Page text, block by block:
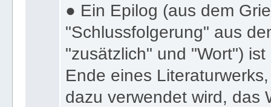
● Ein Epilog (aus dem
"Schlussfolgerung" aus
"zusätzlich" und "Wort")
Ende eines
dazu verwendet wird, das